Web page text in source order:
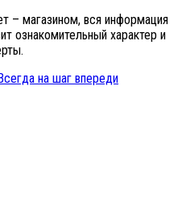
– магазином, вся информация
ознакомительный характер и
на шаг впереди